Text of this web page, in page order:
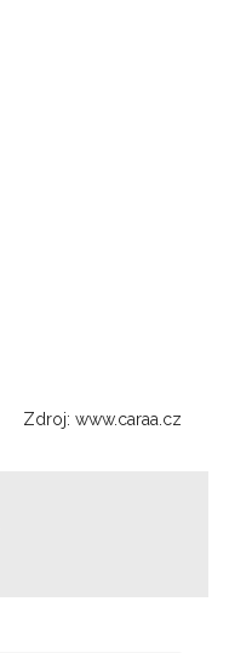
Zdroj: www.caraa.cz